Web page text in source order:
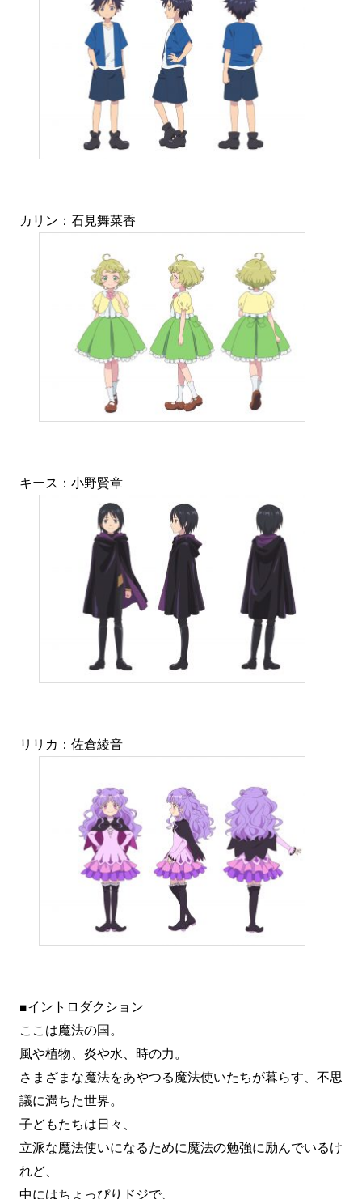
カリン：石見舞菜香
キース：小野賢章
リリカ：佐倉綾音
■イントロダクション
ここは魔法の国。
風や植物、炎や水、時の力。
さまざまな魔法をあやつる魔法使いたちが暮らす、不思
議に満ちた世界。
子どもたちは日々、
立派な魔法使いになるために魔法の勉強に励んでいるけ
れど、
中にはちょっぴりドジで、